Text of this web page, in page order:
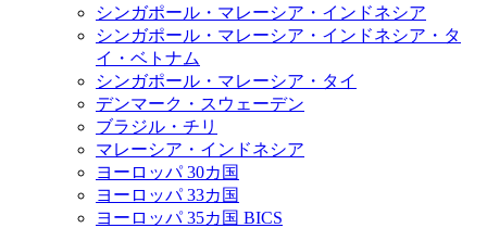
シンガポール・マレーシア・インドネシア
シンガポール・マレーシア・インドネシア・タ
イ・ベトナム
シンガポール・マレーシア・タイ
デンマーク・スウェーデン
ブラジル・チリ
マレーシア・インドネシア
ヨーロッパ 30カ国
ヨーロッパ 33カ国
ヨーロッパ 35カ国 BICS